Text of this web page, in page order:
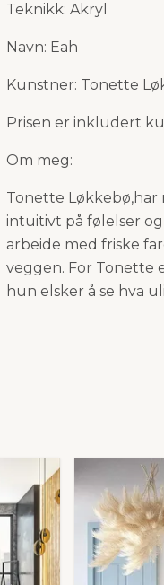
Teknikk: Akryl
Navn: Eah
Kunstner: Tonette
Prisen er inkludert
Om meg:
Tonette
intuitivt på følelser
arbeide med friske
veggen. For Tonette
hun elsker å se hva